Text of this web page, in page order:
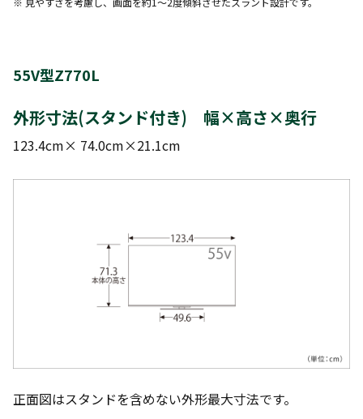
55V型Z770L
外形寸法(スタンド付き) 幅×高さ×奥行
123.4cm× 74.0cm×21.1cm
正面図はスタンドを含めない外形最大寸法です。